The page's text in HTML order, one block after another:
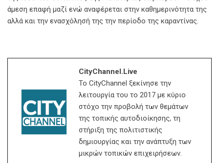
άμεση επαφή μαζί ενώ αναφέρεται στην καθημερινότητα της
αλλά και την ενασχόλησή της την περίοδο της καραντίνας.
CityChannel.live
Το CityChannel ξεκίνησε την
λειτουργία του το 2017 με κύριο
στόχο την προβολή των θεμάτων
της τοπικής αυτοδιοίκησης, τη
στήριξη της πολιτιστικής
δημιουργίας και την ανάπτυξη των
μικρών τοπικών επιχειρήσεων.